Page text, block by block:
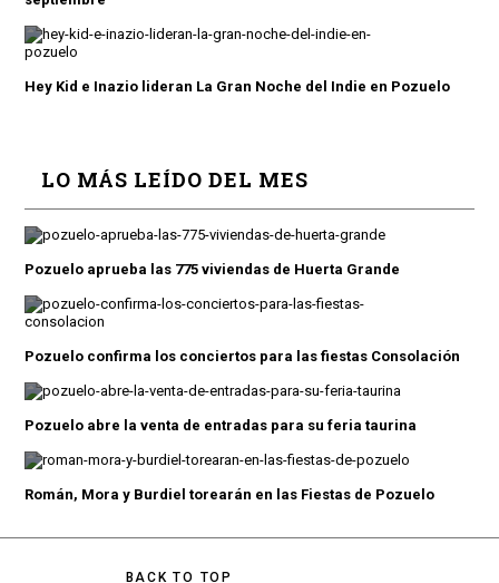
Hey Kid e Inazio lideran La Gran Noche del Indie en Pozuelo
LO MÁS LEÍDO DEL MES
Pozuelo aprueba las 775 viviendas de Huerta Grande
Pozuelo confirma los conciertos para las fiestas Consolación
Pozuelo abre la venta de entradas para su feria taurina
Román, Mora y Burdiel torearán en las Fiestas de Pozuelo
BACK TO TOP